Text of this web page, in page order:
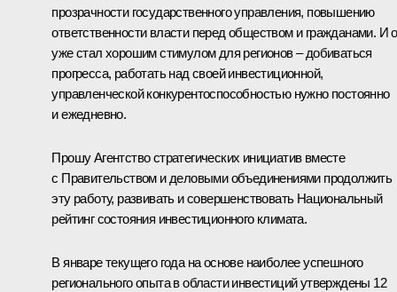
прозрачности государственного управления, повышению
ответственности власти перед обществом и гражданами. И
уже стал хорошим стимулом для регионов – добиваться
прогресса, работать над своей инвестиционной,
управленческой конкурентоспособностью нужно постоянно
и ежедневно.
Прошу Агентство стратегических инициатив вместе
с Правительством и деловыми объединениями продолжить
эту работу, развивать и совершенствовать Национальный
рейтинг состояния инвестиционного климата.
В январе текущего года на основе наиболее успешного
регионального опыта в области инвестиций утверждены 12